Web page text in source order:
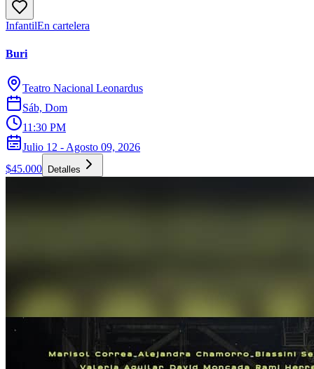
InfantilEn cartelera
Buri
Teatro Nacional Leonardus
Sáb, Dom
11:30 PM
Julio 12 - Agosto 09, 2026
$45.000
Detalles